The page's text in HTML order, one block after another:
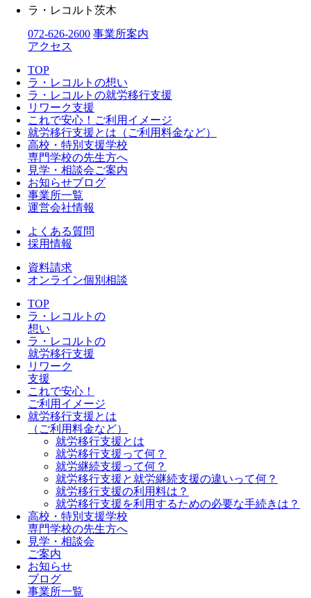
ラ・レコルト茨木
072-626-2600 事業所案内
アクセス
TOP
ラ・レコルトの想い
ラ・レコルトの就労移行支援
リワーク支援
これで安心！ご利用イメージ
就労移行支援とは（ご利用料金など）
高校・特別支援学校
専門学校の先生方へ
見学・相談会ご案内
お知らせブログ
事業所一覧
運営会社情報
よくある質問
採用情報
資料請求
オンライン個別相談
TOP
ラ・レコルトの
想い
ラ・レコルトの
就労移行支援
リワーク
支援
これで安心！
ご利用イメージ
就労移行支援とは
（ご利用料金など）
就労移行支援とは
就労移行支援って何？
就労継続支援って何？
就労移行支援と就労継続支援の違いって何？
就労移行支援の利用料は？
就労移行支援を利用するための必要な手続きは？
高校・特別支援学校
専門学校の先生方へ
見学・相談会
ご案内
お知らせ
ブログ
事業所一覧